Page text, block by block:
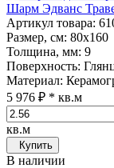
Шарм Эдванс
Артикул товара:
Размер, см: 80x160
Толщина, мм: 9
Поверхность:
Материал:
5 976 ₽ * кв.м
кв.м
Купить
В наличии